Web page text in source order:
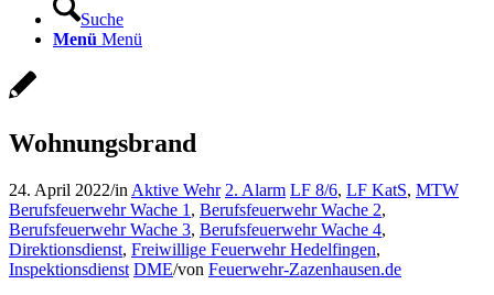
Suche
Menü Menü
Wohnungsbrand
24. April 2022/in Aktive Wehr 2. Alarm LF 8/6, LF KatS, MTW
Berufsfeuerwehr Wache 1 , Berufsfeuerwehr Wache 2,
Berufsfeuerwehr Wache 3, Berufsfeuerwehr Wache 4,
Direktionsdienst, Freiwillige Feuerwehr Hedelfingen,
Inspektionsdienst DME/von Feuerwehr-Zazenhausen.de